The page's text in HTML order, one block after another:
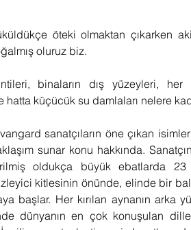
öteki olmaktan çıkarken
oluruz biz.
binaların dış yüzeyleri, her
hatta küçücük su damlaları nelere
sanatçıların öne çıkan
sunar konu hakkında.
oldukça büyük ebatlarda
kitlesinin önünde, elinde bir
başlar. Her kırılan aynanın
dünyanın en çok konuşulan